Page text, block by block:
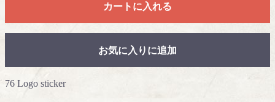
カートに入れる
お気に入りに追加
76 Logo sticker